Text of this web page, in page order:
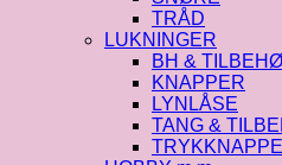
TRÅD
LUKNINGER
BH &
KNAPPER
LYNLÅSE
TANG &